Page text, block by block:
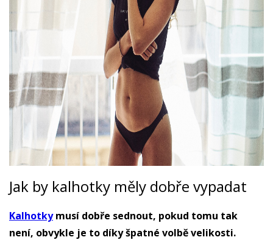
Jak by kalhotky měly dobře vypadat
Kalhotkymusí dobře sednout, pokud tomu tak
není, obvykle je to díky špatné volbě velikosti.